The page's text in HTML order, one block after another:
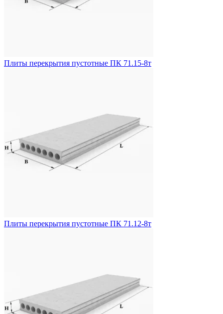
Плиты перекрытия пустотные ПК 71.15-8т
Плиты перекрытия пустотные ПК 71.12-8т